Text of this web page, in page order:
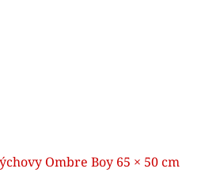
Ombre Boy 65 × 50 cm